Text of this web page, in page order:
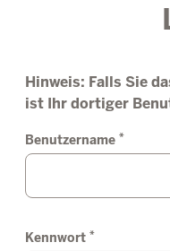
Hinweis: Falls Sie
ist Ihr dortiger
Benutzername *
Kennwort *